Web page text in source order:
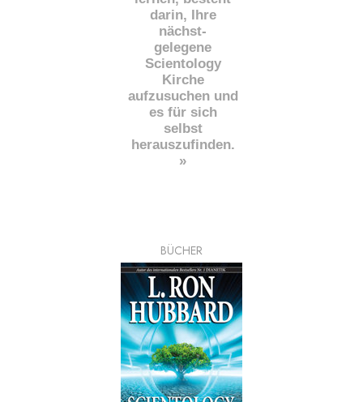
darin, Ihre
nächst-
gelegene
Scientology
Kirche
aufzusuchen und
es für sich
selbst
herauszufinden.
»
BÜCHER